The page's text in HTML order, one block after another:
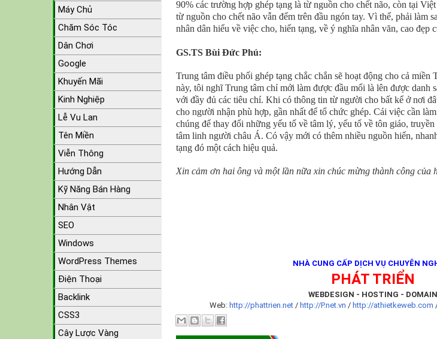
90% các trường hợp ghép tạng là từ nguồn cho chết não, còn tại
từ nguồn cho chết não vẫn đếm trên đầu ngón tay. Vì thế, phải làm
nhân dân hiểu về việc cho, hiến tạng, về ý nghĩa nhân văn, cao đẹp
GS.TS Bùi Đức Phú:
Trung tâm điều phối ghép tạng chắc chắn sẽ hoạt động cho cả
này, tôi nghĩ Trung tâm chỉ mới làm được đầu mối là lên được danh
với đầy đủ các tiêu chí. Khi có thông tin từ người cho bất kể ở nơi
cho người nhận phù hợp, gần nhất để tổ chức ghép. Cái việc cần
chúng để thay đổi những yếu tố về tâm lý, yếu tố về tôn giáo,
tâm linh người châu Á. Có vậy mới có thêm nhiều nguồn hiến,
tạng đó một cách hiệu quả.
Xin cảm ơn hai ông và một lần nữa xin chúc mừng thành công của
NHÀ CUNG CẤP DỊCH VỤ CHUYÊN
PHÁT TRIỂN
WEBDESIGN - HOSTING - DOMAIN
Web: http://phattrien.net / http://P.net.vn / http://athietkeweb.com
Máy Chủ
Chăm Sóc Tóc
Dân Chơi
Google
Khuyến Mãi
Kinh Nghiệp
Lễ Vu Lan
Tên Miền
Viễn Thông
Hướng Dẫn
Kỹ Năng Bán Hàng
Nhân Vật
SEO
Windows
WordPress Themes
Điện Thoại
Backlink
CSS3
Cây Lược Vàng